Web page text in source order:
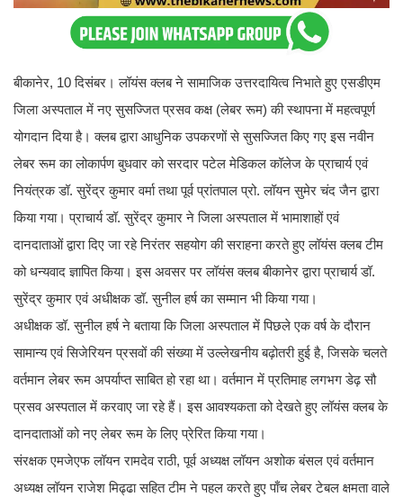
बीकानेर, 10 दिसंबर। लॉयंस क्लब ने सामाजिक उत्तरदायित्व निभाते हुए एसडीएम
जिला अस्पताल में नए सुसज्जित प्रसव कक्ष (लेबर रूम) की स्थापना में महत्वपूर्ण
योगदान दिया है। क्लब द्वारा आधुनिक उपकरणों से सुसज्जित किए गए इस नवीन
लेबर रूम का लोकार्पण बुधवार को सरदार पटेल मेडिकल कॉलेज के प्राचार्य एवं
नियंत्रक डॉ. सुरेंद्र कुमार वर्मा तथा पूर्व प्रांतपाल प्रो. लॉयन सुमेर चंद जैन द्वारा
किया गया। प्राचार्य डॉ. सुरेंद्र कुमार ने जिला अस्पताल में भामाशाहों एवं
दानदाताओं द्वारा दिए जा रहे निरंतर सहयोग की सराहना करते हुए लॉयंस क्लब टीम
को धन्यवाद ज्ञापित किया। इस अवसर पर लॉयंस क्लब बीकानेर द्वारा प्राचार्य डॉ.
सुरेंद्र कुमार एवं अधीक्षक डॉ. सुनील हर्ष का सम्मान भी किया गया।
अधीक्षक डॉ. सुनील हर्ष ने बताया कि जिला अस्पताल में पिछले एक वर्ष के दौरान
सामान्य एवं सिजेरियन प्रसवों की संख्या में उल्लेखनीय बढ़ोतरी हुई है, जिसके चलते
वर्तमान लेबर रूम अपर्याप्त साबित हो रहा था। वर्तमान में प्रतिमाह लगभग डेढ़ सौ
प्रसव अस्पताल में करवाए जा रहे हैं। इस आवश्यकता को देखते हुए लॉयंस क्लब के
दानदाताओं को नए लेबर रूम के लिए प्रेरित किया गया।
संरक्षक एमजेएफ लॉयन रामदेव राठी, पूर्व अध्यक्ष लॉयन अशोक बंसल एवं वर्तमान
अध्यक्ष लॉयन राजेश मिढ्ढा सहित टीम ने पहल करते हुए पाँच लेबर टेबल क्षमता वाले